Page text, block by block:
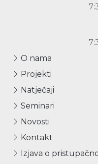
O nama
Projekti
Natječaji
Seminari
Novosti
Kontakt
Izjava o